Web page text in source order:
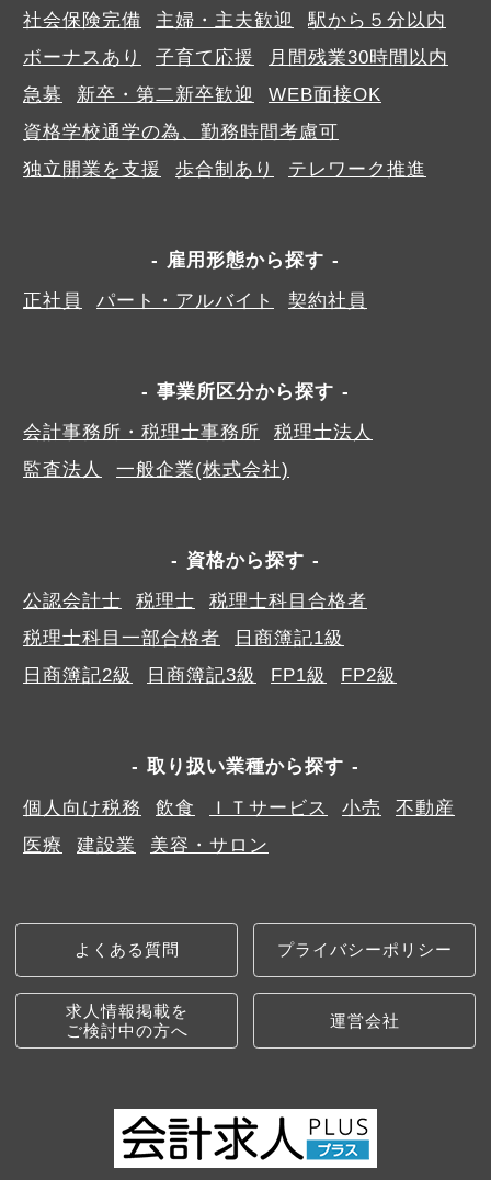
社会保険完備
主婦・主夫歓迎
駅から５分以内
ボーナスあり
子育て応援
月間残業30時間以内
急募
新卒・第二新卒歓迎
WEB面接OK
資格学校通学の為、勤務時間考慮可
独立開業を支援
歩合制あり テレワーク推進
雇用形態から探す
正社員
パート・アルバイト 契約社員
事業所区分から探す
会計事務所・税理士事務所
税理士法人
監査法人
一般企業(株式会社)
資格から探す
公認会計士
税理士
税理士科目合格者
税理士科目一部合格者
日商簿記1級
日商簿記2級
日商簿記3級 FP1級 FP2級
取り扱い業種から探す
個人向け税務
飲食 ＩＴサービス 小売
不動産
医療
建設業 美容・サロン
よくある質問 プライバシーポリシー
求人情報掲載を
ご検討中の方へ
運営会社